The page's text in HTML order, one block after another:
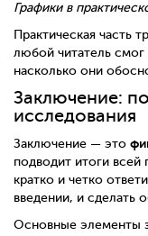
Графики в
Практическая часть
любой читатель
насколько они
Заключение:
исследования
Заключение — это
подводит итоги
кратко и четко
введении, и сделать
Основные элементы